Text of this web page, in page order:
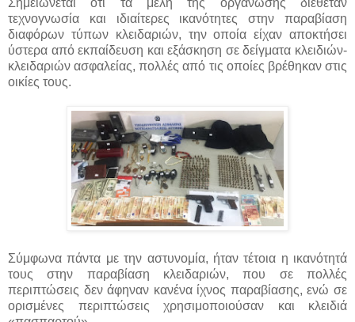
τεχνογνωσία και ιδιαίτερες ικανότητες στην παραβίαση
διαφόρων τύπων κλειδαριών, την οποία είχαν αποκτήσει
ύστερα από εκπαίδευση και εξάσκηση σε δείγματα κλειδιών-
κλειδαριών ασφαλείας, πολλές από τις οποίες βρέθηκαν στις
οικίες τους.
Σύμφωνα πάντα με την αστυνομία, ήταν τέτοια η ικανότητά
τους στην παραβίαση κλειδαριών, που σε πολλές
περιπτώσεις δεν άφηναν κανένα ίχνος παραβίασης, ενώ σε
ορισμένες περιπτώσεις χρησιμοποιούσαν και κλειδιά